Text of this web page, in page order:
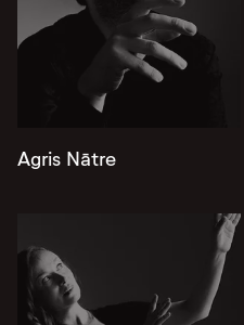
Agris Nātre